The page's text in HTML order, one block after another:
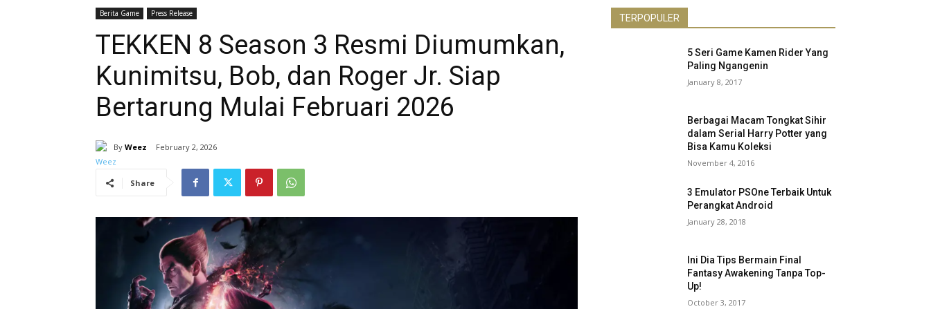
Berita Game Press Release
TEKKEN 8 Season 3 Resmi Diumumkan,
Kunimitsu, Bob, dan Roger Jr. Siap
Bertarung Mulai Februari 2026
By Weez February 2, 2026
Share
TERPOPULER
5 Seri Game Kamen Rider Yang
Paling Ngangenin
January 8, 2017
Berbagai Macam Tongkat Sihir
dalam Serial Harry Potter yang
Bisa Kamu Koleksi
November 4, 2016
3 Emulator PSOne Terbaik Untuk
Perangkat Android
January 28, 2018
Ini Dia Tips Bermain Final
Fantasy Awakening Tanpa Top-
Up!
October 3, 2017